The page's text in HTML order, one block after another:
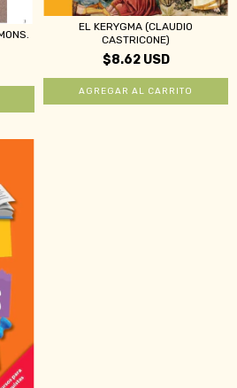
EL KERYGMA (CLAUDIO
CASTRICONE)
$8.62 USD